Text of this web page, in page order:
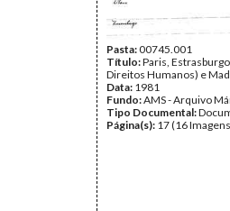
Pasta:00745.001
Título:Paris,
Direitos Humanos) e
Data: 1981
Fundo:AMS - Arquivo
Tipo Documental:
Página(s): 17 (16